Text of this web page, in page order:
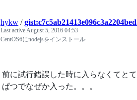
hykw /
Last active August 5, 2016 04:53
CentOS6にnodejsをインストール
前に試行錯誤した時に入らなくてとて
ぱつでなぜか入った。。。